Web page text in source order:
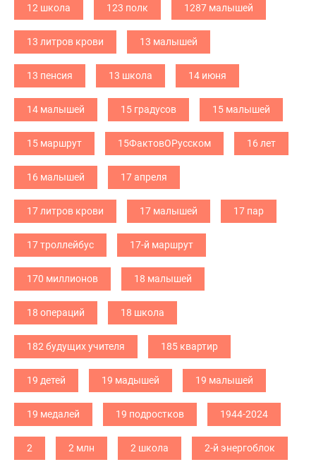
12 школа 123 полк 1287 малышей
13 литров крови 13 малышей
13 пенсия 13 школа 14 июня
14 малышей 15 градусов 15 малышей
15 маршрут 15ФактовОРусском 16 лет
16 малышей 17 апреля
17 литров крови 17 малышей 17 пар
17 троллейбус 17-й маршрут
170 миллионов 18 малышей
18 операций 18 школа
182 будущих учителя 185 квартир
19 детей 19 мадышей 19 малышей
19 медалей 19 подростков 1944-2024
2 2 млн 2 школа 2-й энергоблок